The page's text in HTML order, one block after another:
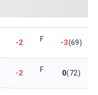
-2 F -3(69)
-2 F 0(72)